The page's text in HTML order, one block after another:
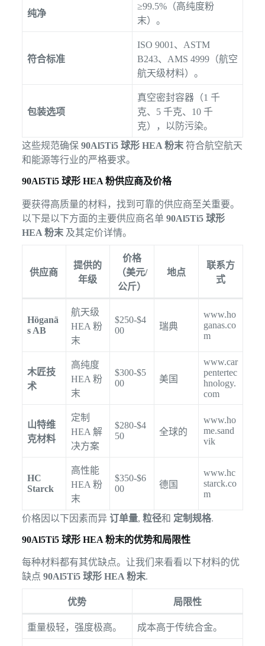
纯净
≥99.5%（高纯度粉
末）。
符合标准
ISO 9001、ASTM
B243、AMS 4999（航空
航天级材料）。
包装选项
真空密封容器（1 千
克、5 千克、10 千
克），以防污染。
这些规范确保 90Al5Ti5 球形 HEA 粉末符合航空航天
和能源等行业的严格要求。
90Al5Ti5 球形 HEA 粉供应商及价格
要获得高质量的材料，找到可靠的供应商至关重要。
以下是以下方面的主要供应商名单 90Al5Ti5 球形
HEA 粉末及其定价详情。
供应商
提供的
年级
价格
（美元/
公斤）
地点
联系方
式
Höganä
s AB
航天级
HEA 粉
末
$250-$4
00
瑞典
www.ho
ganas.co
m
木匠技
术
高纯度
HEA 粉
末
$300-$5
00
美国
www.car
pentertec
hnology.
com
山特维
克材料
定制
HEA 解
决方案
$280-$4
50
全球的
www.ho
me.sand
vik
HC
Starck
高性能
HEA 粉
末
$350-$6
00
德国
www.hc
starck.co
m
价格因以下因素而异 订单量, 粒径和 定制规格.
90Al5Ti5 球形 HEA 粉末的优势和局限性
每种材料都有其优缺点。让我们来看看以下材料的优
缺点 90Al5Ti5 球形 HEA 粉末.
优势 局限性
重量极轻，强度极高。 成本高于传统合金。